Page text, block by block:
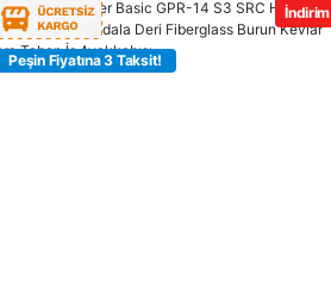
İndirim
Peşin Fiyatına 3 Taksit!